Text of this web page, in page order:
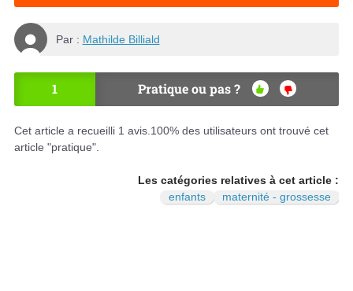
Par : Mathilde Billiald
1 Pratique ou pas ?
OU
NO
N
Cet article a recueilli 1 avis. 100% des utilisateurs ont trouvé cet
article "pratique".
Les catégories relatives à cet article :
enfants
maternité - grossesse